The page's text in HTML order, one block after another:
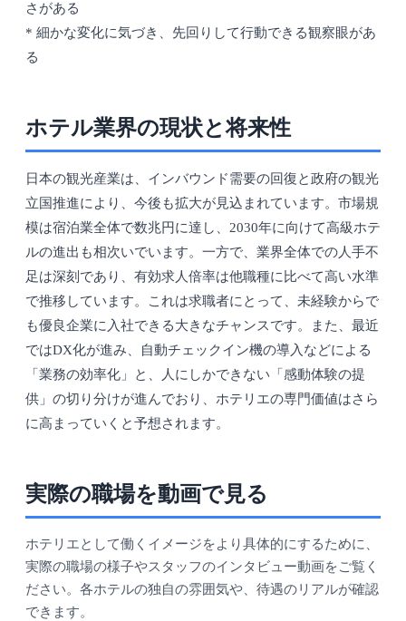
さがある
* 細かな変化に気づき、先回りして行動できる観察眼があ
る
ホテル業界の現状と将来性
日本の観光産業は、インバウンド需要の回復と政府の観光
立国推進により、今後も拡大が見込まれています。市場規
模は宿泊業全体で数兆円に達し、2030年に向けて高級ホテ
ルの進出も相次いでいます。一方で、業界全体での人手不
足は深刻であり、有効求人倍率は他職種に比べて高い水準
で推移しています。これは求職者にとって、未経験からで
も優良企業に入社できる大きなチャンスです。また、最近
ではDX化が進み、自動チェックイン機の導入などによる
「業務の効率化」と、人にしかできない「感動体験の提
供」の切り分けが進んでおり、ホテリエの専門価値はさら
に高まっていくと予想されます。
実際の職場を動画で見る
ホテリエとして働くイメージをより具体的にするために、
実際の職場の様子やスタッフのインタビュー動画をご覧く
ださい。各ホテルの独自の雰囲気や、待遇のリアルが確認
できます。